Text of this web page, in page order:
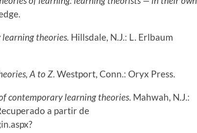
theories. Hillsdale, N.J.: L. Erlbaum
A to Z. Westport, Conn.: Oryx Press.
contemporary learning theories. Mahwah, N.J.:
a partir de